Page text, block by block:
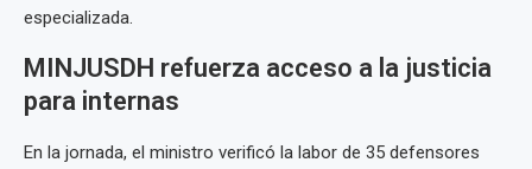
especializada.
MINJUSDH refuerza acceso a la justicia
para internas
En la jornada, el ministro verificó la labor de 35 defensores